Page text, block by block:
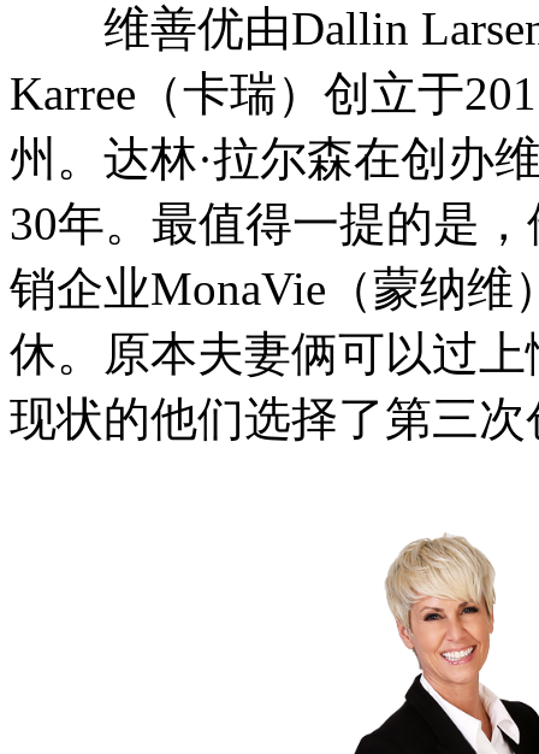
维善优由Dallin Larsen
Karree（卡瑞）创立于
州。达林·拉尔森在创办
30年。最值得一提的是
销企业MonaVie（蒙纳维
休。原本夫妻俩可以过
现状的他们选择了第三